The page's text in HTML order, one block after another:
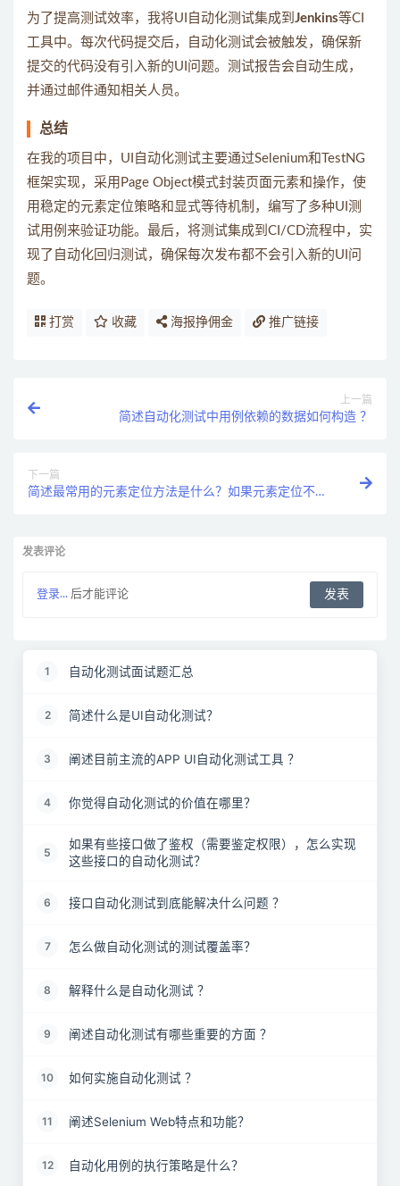
为了提高测试效率，我将UI自动化测试集成到 Jenkins等CI
工具中。每次代码提交后，自动化测试会被触发，确保新
提交的代码没有引入新的UI问题。测试报告会自动生成，
并通过邮件通知相关人员。
总结
在我的项目中，UI自动化测试主要通过Selenium和TestNG
框架实现，采用Page Object模式封装页面元素和操作，使
用稳定的元素定位策略和显式等待机制，编写了多种UI测
试用例来验证功能。最后，将测试集成到CI/CD流程中，实
现了自动化回归测试，确保每次发布都不会引入新的UI问
题。
打赏 收藏 海报挣佣金 推广链接
上一篇
简述自动化测试中用例依赖的数据如何构造 ？
下一篇
简述最常用的元素定位方法是什么？如果元素定位不到
发表评论
登录... 后才能评论
1 自动化测试面试题汇总
2 简述什么是UI自动化测试？
3 阐述目前主流的APP UI自动化测试工具 ？
4 你觉得自动化测试的价值在哪里？
5
如果有些接口做了鉴权（需要鉴定权限），怎么实现
这些接口的自动化测试？
6 接口自动化测试到底能解决什么问题 ？
7 怎么做自动化测试的测试覆盖率？
8 解释什么是自动化测试 ？
9 阐述自动化测试有哪些重要的方面 ？
10 如何实施自动化测试 ？
11 阐述Selenium Web特点和功能？
12 自动化用例的执行策略是什么？